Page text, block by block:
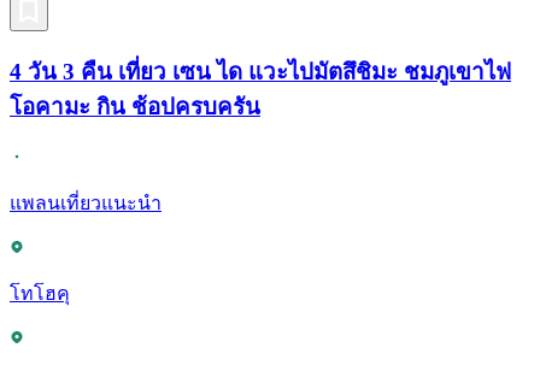
4 วัน 3 คืน เที่ยว เซน ได แวะไปมัตสึชิมะ ชมภูเขาไฟ
โอคามะ กิน ช้อปครบครัน
แพลนเที่ยวแนะนำ
โทโฮคุ